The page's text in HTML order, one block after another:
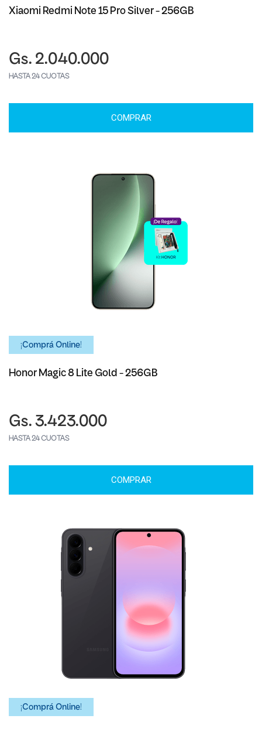
Xiaomi Redmi Note 15 Pro Silver - 256GB
Gs. 2.040.000
HASTA 24 CUOTAS
COMPRAR
¡Comprá Online!
Honor Magic 8 Lite Gold - 256GB
Gs. 3.423.000
HASTA 24 CUOTAS
COMPRAR
¡Comprá Online!